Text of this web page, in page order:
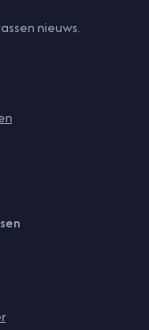
nieuws.